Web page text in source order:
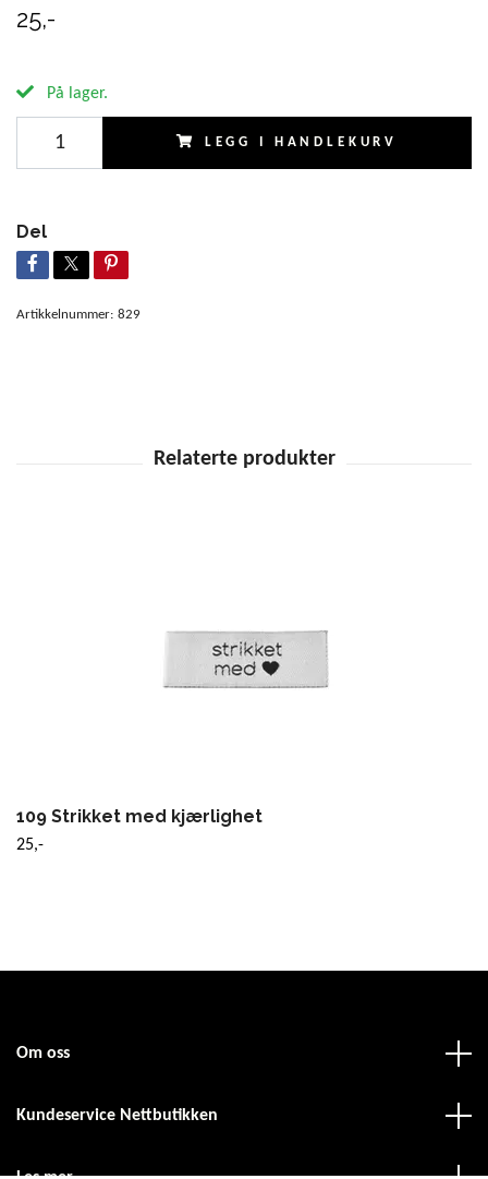
25,-
På lager.
LEGG I HANDLEKURV
Del
Artikkelnummer: 829
109 Strikket med kjærlighet
25,-
Om oss
Kundeservice Nettbutikken